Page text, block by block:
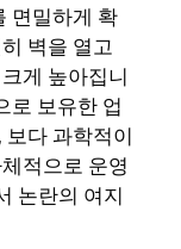
면밀하게 확
벽을 열고
게 높아집니
로 보유한 업
다 과학적이
적으로 운영
논란의 여지